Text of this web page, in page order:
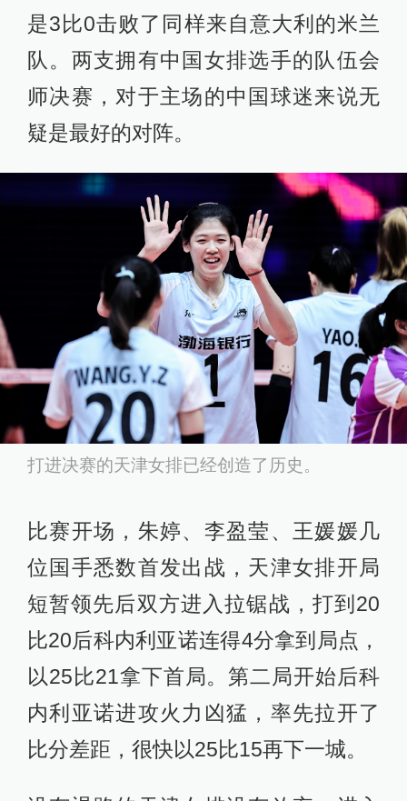
是3比0击败了同样来自意大利的米兰
队。两支拥有中国女排选手的队伍会
师决赛，对于主场的中国球迷来说无
疑是最好的对阵。
打进决赛的天津女排已经创造了历史。
比赛开场，朱婷、李盈莹、王媛媛几
位国手悉数首发出战，天津女排开局
短暂领先后双方进入拉锯战，打到20
比20后科内利亚诺连得4分拿到局点，
以25比21拿下首局。第二局开始后科
内利亚诺进攻火力凶猛，率先拉开了
比分差距，很快以25比15再下一城。